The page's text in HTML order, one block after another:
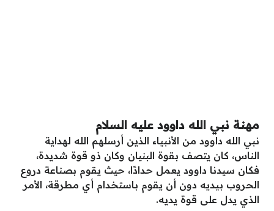
مهنة نبي الله داوود عليه السلام
نبي الله داوود من الأنبياء الذين أرسلهم الله لهداية
الناس، كان يتصف بقوة البنيان وكان ذو قوة شديدة،
فكان سيدنا داوود يعمل حدادًا، حيث يقوم بصناعة دروع
الحروب بيديه دون أن يقوم باستخدام أي مطرقة، الأمر
الذي يدل على قوة يديه.